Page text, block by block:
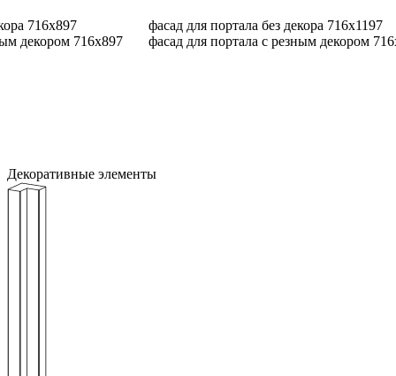
716х897
декором 716х897
фасад для портала без декора 716х1197
фасад для портала с резным декором
Декоративные элементы